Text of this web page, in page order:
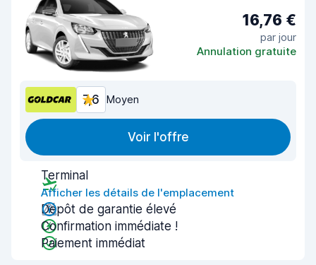
16,76 €
par jour
Annulation gratuite
7,6 Moyen
Voir l'offre
Terminal
Afficher les détails de l'emplacement
Dépôt de garantie élevé
Confirmation immédiate !
Paiement immédiat